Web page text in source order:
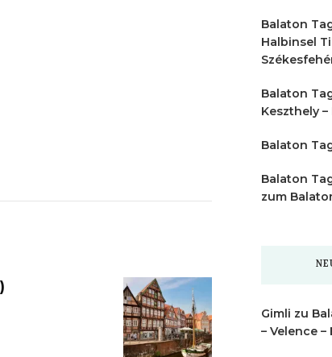
Balaton
Halbinsel
Balaton
Keszthely
Balaton
Balaton
zum
Gimli zu
– Velence